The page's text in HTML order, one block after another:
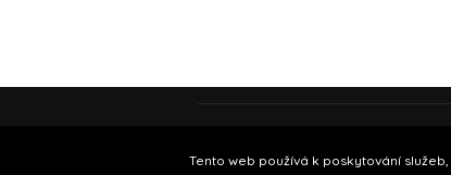
Tento web používá k poskytování